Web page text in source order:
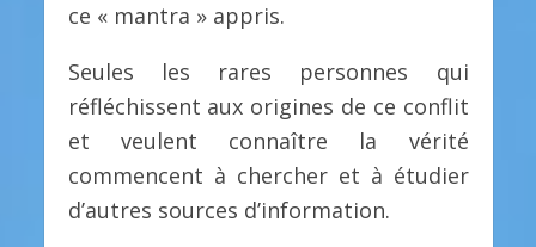
ce « mantra » appris.
Seules les rares personnes qui
réfléchissent aux origines de ce conflit
et veulent connaître la vérité
commencent à chercher et à étudier
d’autres sources d’information.